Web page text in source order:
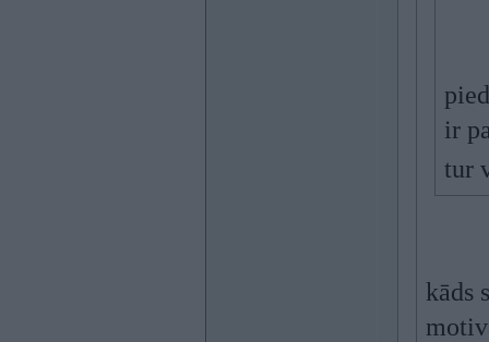
ir
tur
kāds